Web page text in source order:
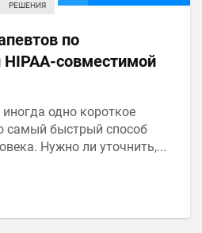
РЕШЕНИЯ
по
HIPAA-совместимой
одно короткое
самый быстрый способ
Нужно ли уточнить,...